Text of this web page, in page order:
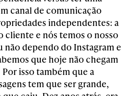
canal de comunicação
independentes: a
cliente e nós temos o nosso
não dependo do Instagram e
que hoje não chegam
isso também que a
tem que ser grande,